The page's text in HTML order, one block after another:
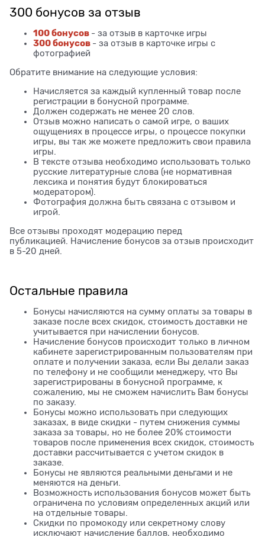
300 бонусов за отзыв
100 бонусов - за отзыв в карточке игры
300 бонусов - за отзыв в карточке игры с
фотографией
Обратите внимание на следующие условия:
Начисляется за каждый купленный товар после
регистрации в бонусной программе.
Должен содержать не менее 20 слов.
Отзыв можно написать о самой игре, о ваших
ощущениях в процессе игры, о процессе покупки
игры, вы так же можете предложить свои правила
игры.
В тексте отзыва необходимо использовать только
русские литературные слова (не нормативная
лексика и понятия будут блокироваться
модератором).
Фотография должна быть связана с отзывом и
игрой.
Все отзывы проходят модерацию перед
публикацией. Начисление бонусов за отзыв происходит
в 5-20 дней.
Остальные правила
Бонусы начисляются на сумму оплаты за товары в
заказе после всех скидок, стоимость доставки не
учитывается при начислении бонусов.
Начисление бонусов происходит только в личном
кабинете зарегистрированным пользователям при
оплате и получении заказа, если Вы делали заказ
по телефону и не сообщили менеджеру, что Вы
зарегистрированы в бонусной программе, к
сожалению, мы не сможем начислить Вам бонусы
по заказу.
Бонусы можно использовать при следующих
заказах, в виде скидки - путем снижения суммы
заказа за товары, но не более 20% стоимости
товаров после применения всех скидок, стоимость
доставки рассчитывается с учетом скидок в
заказе.
Бонусы не являются реальными деньгами и не
меняются на деньги.
Возможность использования бонусов может быть
ограничена по условиям определенных акций или
на отдельные товары.
Скидки по промокоду или секретному слову
исключают начисление баллов, необходимо